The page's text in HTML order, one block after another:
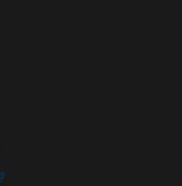
ventana)
en nueva ventana)
en nueva ventana)